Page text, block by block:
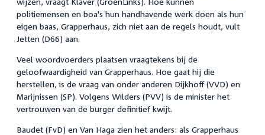
politiemensen en boa's hun handhavende werk doen als hun
eigen baas, Grapperhaus, zich niet aan de regels houdt, vult
Jetten (D66) aan.
Veel woordvoerders plaatsen vraagtekens bij de
geloofwaardigheid van Grapperhaus. Hoe gaat hij die
herstellen, is de vraag van onder anderen Dijkhoff (VVD) en
Marijnissen (SP). Volgens Wilders (PVV) is de minister het
vertrouwen van de burger definitief kwijt.
Baudet (FvD) en Van Haga zien het anders: als Grapperhaus